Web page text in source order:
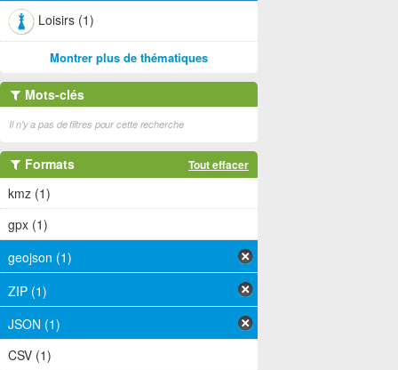
Loisirs (1)
Montrer plus de thématiques
Mots-clés
Il n'y a pas de filtres pour cette recherche
Formats Tout effacer
kmz (1)
gpx (1)
geojson (1)
ZIP (1)
JSON (1)
CSV (1)